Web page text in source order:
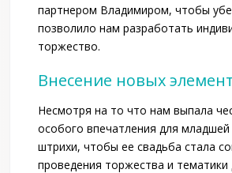
партнером Владимиром, чтобы
позволило нам разработать
торжество.
Внесение новых
Несмотря на то что нам выпала
особого впечатления для
штрихи, чтобы ее свадьба стала
проведения торжества и